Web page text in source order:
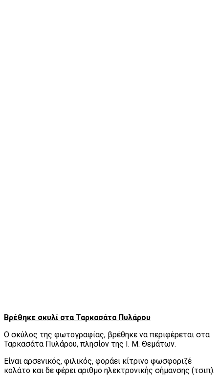
Βρέθηκε σκυλί στα Ταρκασάτα Πυλάρου
Ο σκύλος της φωτογραφίας, βρέθηκε να περιφέρεται στα
Ταρκασάτα Πυλάρου, πλησίον της Ι. Μ. Θεμάτων.
Είναι αρσενικός, φιλικός, φοράει κίτρινο φωσφοριζέ
κολάτο και δε φέρει αριθμό ηλεκτρονικής σήμανσης (τσιπ).